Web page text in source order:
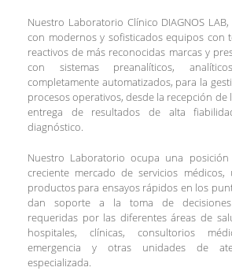
Nuestro Laboratorio Clínico DIAGNOS
con modernos y sofisticados equipos con
reactivos de más reconocidas marcas y
con sistemas preanalíticos,
completamente automatizados, para la
procesos operativos, desde la recepción de
entrega de resultados de alta
diagnóstico.
Nuestro Laboratorio ocupa una
creciente mercado de servicios
productos para ensayos rápidos en los
dan soporte a la toma de decisiones
requeridas por las diferentes áreas de
hospitales, clínicas, consultorios
emergencia y otras unidades de
especializada.